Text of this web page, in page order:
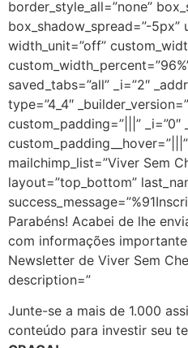
border_style_all=”none”
box_shadow_spread=”-5px”
width_unit=”off”
saved_tabs=”all” _i=”2″
type=”4_4″
custom_padding=”|||” _i=”0″
mailchimp_list=”Viver Sem
layout=”top_bottom”
Parabéns! Acabei de lhe
com informações
Newsletter de Viver Sem
description=”
Junte-se a mais de 1.000
conteúdo para investir seu